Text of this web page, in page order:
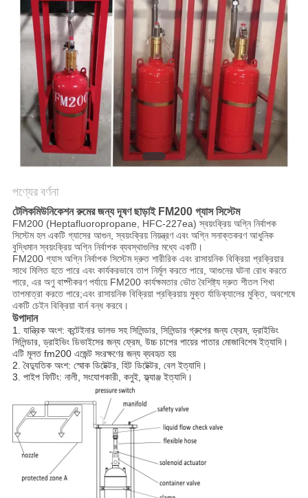
PRIVACY
POLICY
পণ্যের বর্ণনা
টেলিকমিউনিকেশন রুমের জন্য দূষণ ছাড়াই FM200 গ্যাস সিস্টেম
FM200 (Heptafluoropropane, HFC-227ea) স্বয়ংক্রিয় অগ্নি নির্বাপক
সিস্টেম হল একটি গ্যাসের আগুন, স্বয়ংক্রিয় নিয়ন্ত্রণ এবং অগ্নি সনাক্তকরণ আধুনিক
বুদ্ধিমান স্বয়ংক্রিয় অগ্নি নির্বাপক ব্যবস্থাগুলির মধ্যে একটি।
FM200 গ্যাস অগ্নি নির্বাপক সিস্টেম দ্রুত শারীরিক এবং রাসায়নিক বিক্রিয়া প্রক্রিয়ার
সাথে মিলিত হতে পারে এবং কার্যকরভাবে তাপ নির্মূল করতে পারে, আগুনের ঘটনা রোধ করতে
পারে, এর অণু বাষ্পীকরণ পর্যায়ে FM200 কার্যক্ষমতার ভৌত বৈশিষ্ট্য দ্রুত শীতল শিখা
তাপমাত্রা করতে পারে;এবং রাসায়নিক বিক্রিয়া প্রক্রিয়ায় মুক্ত র্যাডিক্যালের মুক্তি, অবশেষে
একটি চেইন বিক্রিয়া বার্ন বন্ধ করবে।
উপাদান
1. যান্ত্রিক অংশ: কন্টেইনার ভালভ সহ সিলিন্ডার, সিলিন্ডার গ্রুপের জন্য ফ্রেম, ড্রাইভিং
সিলিন্ডার, ড্রাইভিং ডিভাইসের জন্য ফ্রেম, উচ্চ চাপের পায়ের পাতার মোজাবিশেষ ইত্যাদি।
এটি মূলত fm200 এজেন্ট সংরক্ষণের জন্য ব্যবহৃত হয়
2. বৈদ্যুতিক অংশ: স্মোক ডিটেক্টর, হিট ডিটেক্টর, বেল ইত্যাদি।
3. পাইপ ফিটিং: নালী, সংযোগকারী, কনুই, ফ্ল্যাঞ্জ ইত্যাদি।